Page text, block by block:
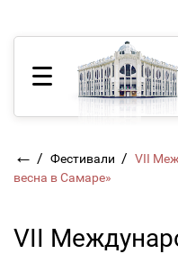
← / Фестивали / VII
весна в Самаре»
VII